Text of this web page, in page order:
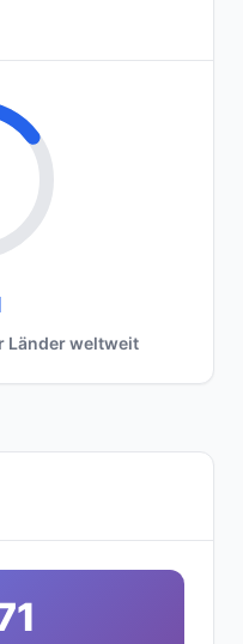
Länder weltweit